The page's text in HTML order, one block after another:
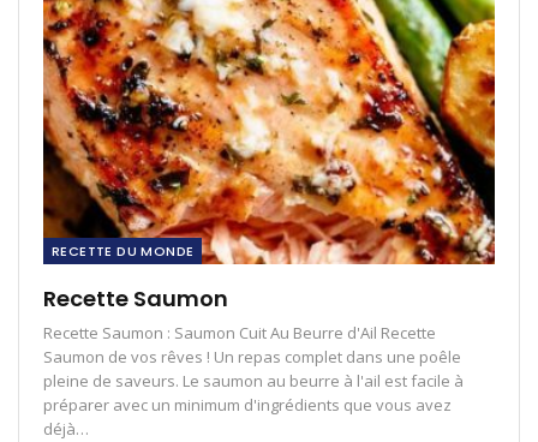
RECETTE DU MONDE
Recette Saumon
Recette Saumon : Saumon Cuit Au Beurre d'Ail Recette
Saumon de vos rêves ! Un repas complet dans une poêle
pleine de saveurs. Le saumon au beurre à l'ail est facile à
préparer avec un minimum d'ingrédients que vous avez
déjà…